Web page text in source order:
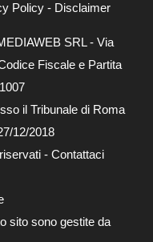
Policy- Disclaimer
SRL - Via
Fiscale e Partita
il Tribunale di Roma
12/2018
- Contattaci
sito sono gestite da